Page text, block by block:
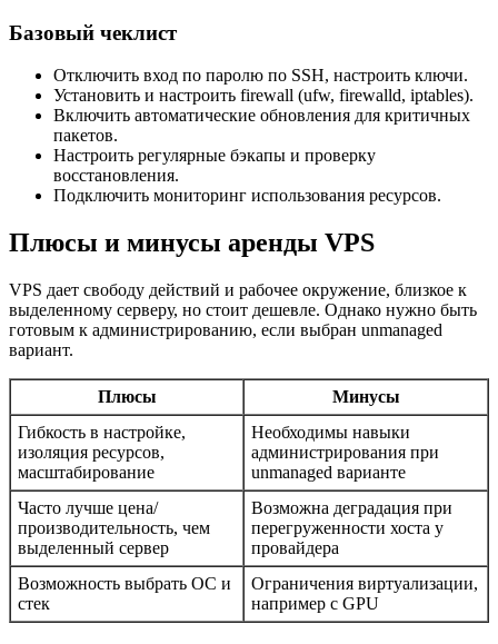
Базовый чеклист
Отключить вход по паролю по SSH, настроить ключи.
Установить и настроить firewall (ufw, firewalld, iptables).
Включить автоматические обновления для критичных
пакетов.
Настроить регулярные бэкапы и проверку
восстановления.
Подключить мониторинг использования ресурсов.
Плюсы и минусы аренды VPS
VPS дает свободу действий и рабочее окружение, близкое к
выделенному серверу, но стоит дешевле. Однако нужно быть
готовым к администрированию, если выбран unmanaged
вариант.
Плюсы
Минусы
Гибкость в настройке,
изоляция ресурсов,
масштабирование
Необходимы навыки
администрирования при
unmanaged варианте
Часто лучше цена/
производительность, чем
выделенный сервер
Возможна деградация при
перегруженности хоста у
провайдера
Возможность выбрать ОС и
стек
Ограничения виртуализации,
например с GPU